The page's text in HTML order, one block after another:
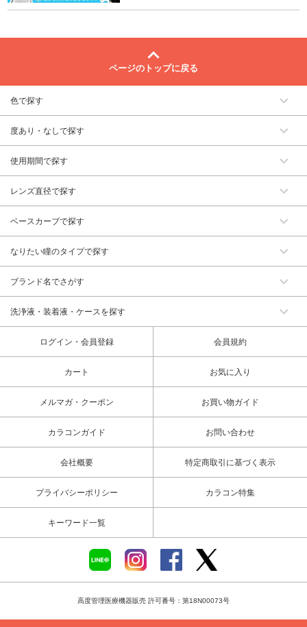
ページのトップに戻る
色で探す
度あり・なしで探す
使用期間で探す
レンズ直径で探す
ベースカーブで探す
なりたい瞳のタイプで探す
ブランド名でさがす
洗浄液・装着液・ケースを探す
ログイン・会員登録 会員規約
カート お気に入り
メルマガ・クーポン お買い物ガイド
カラコンガイド お問い合わせ
会社概要 特定商取引に基づく表示
プライバシーポリシー カラコン特集
キーワード一覧
高度管理医療機器販売 許可番号：第18N00073号